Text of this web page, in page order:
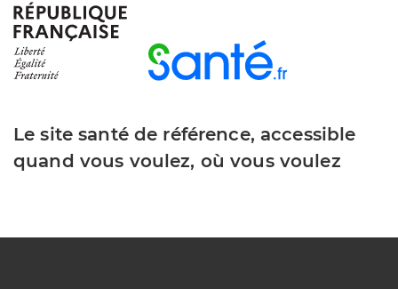
Le site santé de référence, accessible
quand vous voulez, où vous voulez